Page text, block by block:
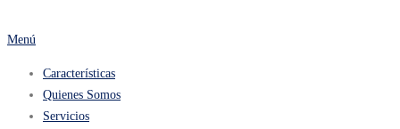
al
Menú
Características
Quienes Somos
Servicios